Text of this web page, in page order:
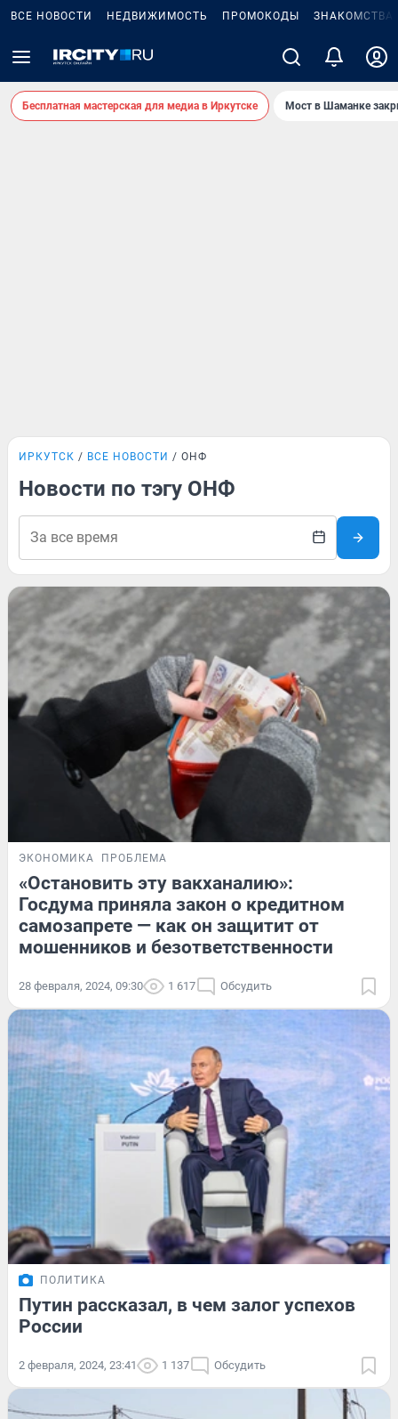
ВСЕ НОВОСТИ НЕДВИЖИМОСТЬ ПРОМОКОДЫ ЗНАКОМСТВА
Бесплатная мастерская для медиа в Иркутске Мост в Шаманке
ИРКУТСК ВСЕ НОВОСТИ ОНФ
Новости по тэгу ОНФ
ЭКОНОМИКА ПРОБЛЕМА
«Остановить эту вакханалию»:
Госдума приняла закон о кредитном
самозапрете — как он защитит от
мошенников и безответственности
28 февраля, 2024, 09:30 1 617 Обсудить
ПОЛИТИКА
Путин рассказал, в чем залог успехов
России
2 февраля, 2024, 23:41 1 137 Обсудить